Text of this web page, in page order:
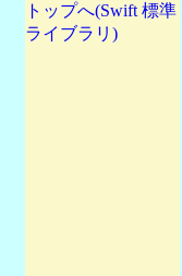
トップへ(Swift 標準
ライブラリ)